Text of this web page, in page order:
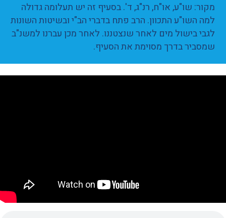
מקור: שו"ע, או"ח, רנ"ג, ד'. בסעיף זה יש תעלומה גדולה
למה השו"ע התכוון. הרב פתח בדברי הב"י ובשיטות השונות
לגבי בישול מים לאחר שנצטננו. לאחר מכן עברנו למשנ"ב
שמסביר בדרך מסוימת את הסעיף.